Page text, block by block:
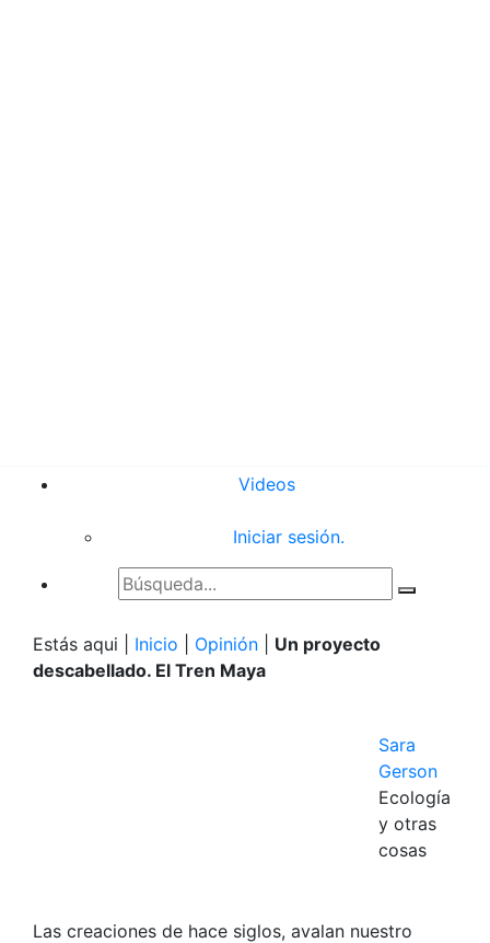
Videos
Iniciar sesión.
Estás aqui | Inicio Opinión
Un proyecto
descabellado. El Tren Maya
Sara
Gerson
Ecología
y otras
cosas
Las creaciones de hace siglos, avalan nuestro